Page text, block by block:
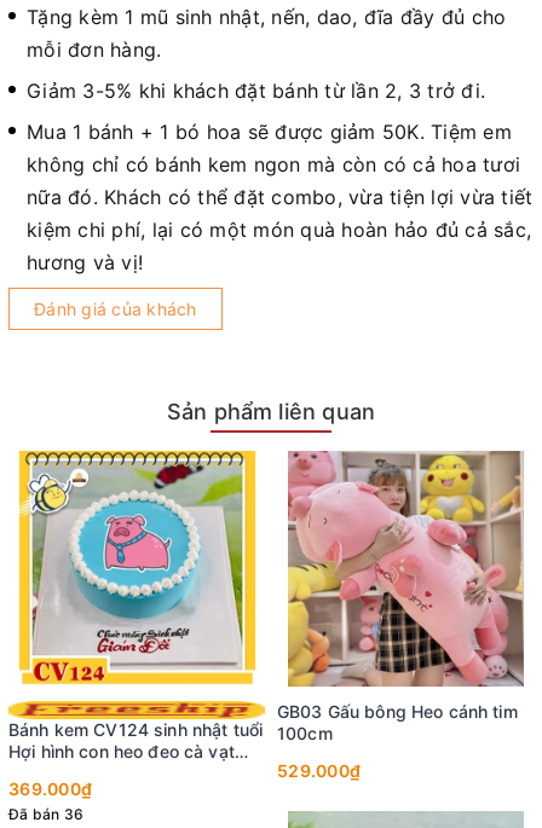
Tặng kèm 1 mũ sinh nhật, nến, dao, đĩa đầy đủ cho
mỗi đơn hàng.
Giảm 3-5% khi khách đặt bánh từ lần 2, 3 trở đi.
Mua 1 bánh + 1 bó hoa sẽ được giảm 50K. Tiệm em
không chỉ có bánh kem ngon mà còn có cả hoa tươi
nữa đó. Khách có thể đặt combo, vừa tiện lợi vừa tiết
kiệm chi phí, lại có một món quà hoàn hảo đủ cả sắc,
hương và vị!
Đánh giá của khách
Sản phẩm liên quan
Bánh kem CV124 sinh nhật tuổi
Hợi hình con heo đeo cà vạt
369.000₫
Đã bán 36
GB03 Gấu bông Heo cánh tim
100cm
529.000₫